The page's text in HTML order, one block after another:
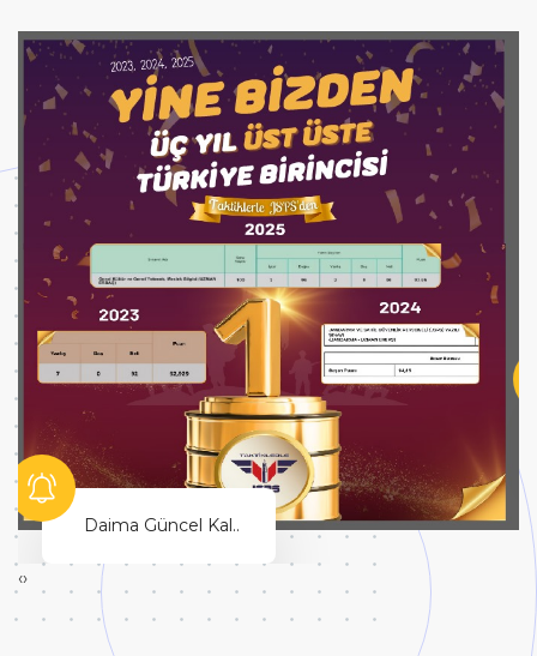
Hayallerinin Peşinden Git!
‹›